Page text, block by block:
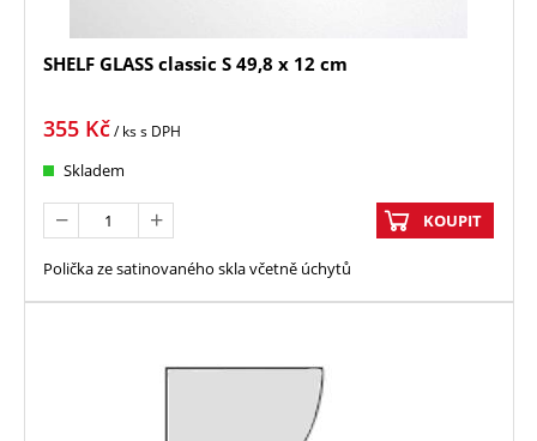
SHELF GLASS classic S 49,8 x 12 cm
355 Kč/ kss DPH
Skladem
KOUPIT
Polička ze satinovaného skla včetně úchytů